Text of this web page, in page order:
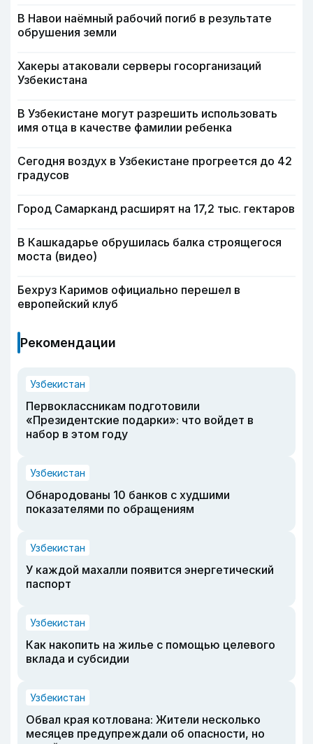
В Навои наёмный рабочий погиб в результате
обрушения земли
Хакеры атаковали серверы госорганизаций
Узбекистана
В Узбекистане могут разрешить использовать
имя отца в качестве фамилии ребенка
Сегодня воздух в Узбекистане прогреется до 42
градусов
Город Самарканд расширят на 17,2 тыс. гектаров
В Кашкадарье обрушилась балка строящегося
моста (видео)
Бехруз Каримов официально перешел в
европейский клуб
Рекомендации
Узбекистан
Первоклассникам подготовили
«Президентские подарки»: что войдет в
набор в этом году
Узбекистан
Обнародованы 10 банков с худшими
показателями по обращениям
Узбекистан
У каждой махалли появится энергетический
паспорт
Узбекистан
Как накопить на жилье с помощью целевого
вклада и субсидии
Узбекистан
Обвал края котлована: Жители несколько
месяцев предупреждали об опасности, но